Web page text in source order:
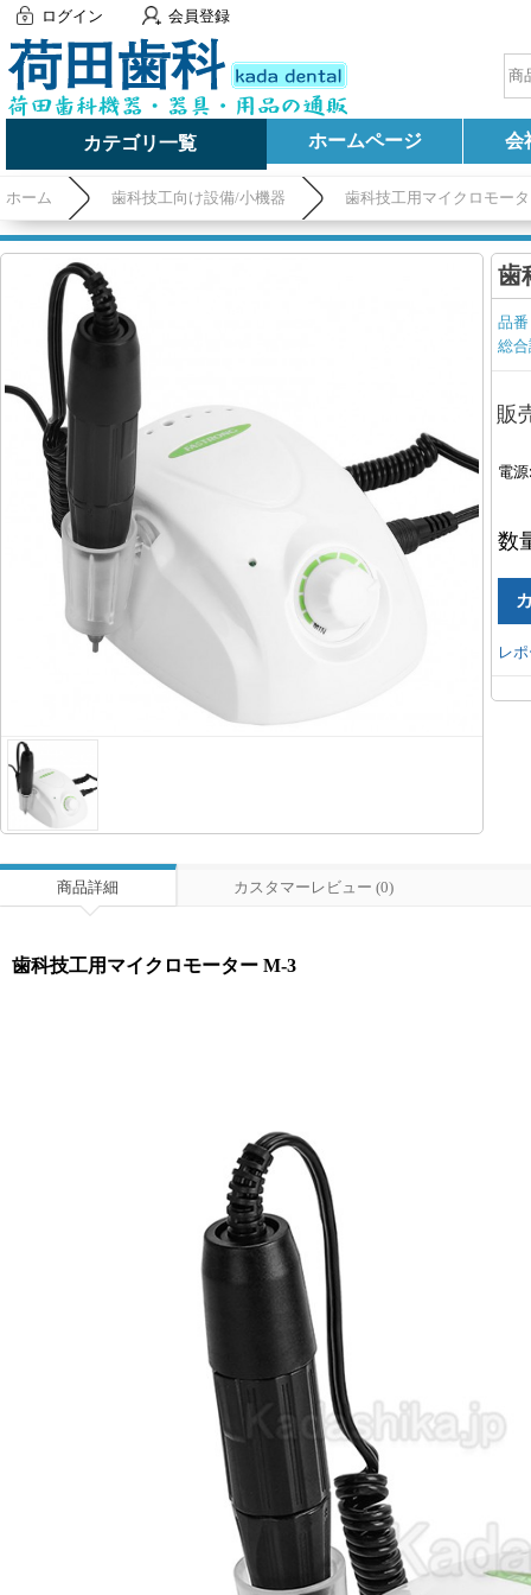
ログイン 会員登録
カテゴリ一覧 ホームページ 会
ホーム 歯科技工向け設備/小機器 歯科技工用マイクロモー
歯
品
総
販
電源:
数
レ
商品詳細 カスタマーレビュー (0)
歯科技工用マイクロモーター M-3